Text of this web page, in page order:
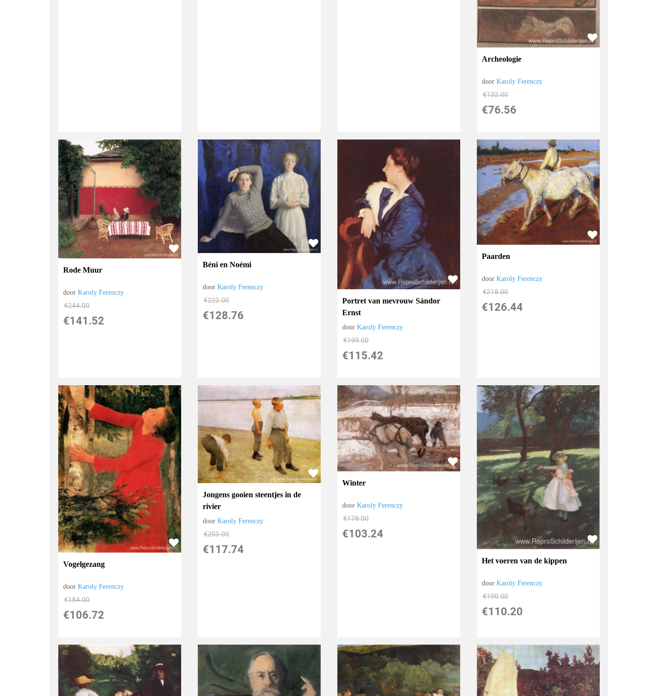
Archeologie
doorKaroly Ferenczy
€132.00
€76.56
Rode Muur
doorKaroly Ferenczy
€244.00
€141.52
Béni en Noémi
doorKaroly Ferenczy
€222.00
€128.76
Portret van mevrouw Sándor
Ernst
doorKaroly Ferenczy
€199.00
€115.42
Paarden
doorKaroly Ferenczy
€218.00
€126.44
Vogelgezang
doorKaroly Ferenczy
€184.00
€106.72
Jongens gooien steentjes in de
rivier
doorKaroly Ferenczy
€203.00
€117.74
Winter
doorKaroly Ferenczy
€178.00
€103.24
Het voeren van de kippen
doorKaroly Ferenczy
€190.00
€110.20